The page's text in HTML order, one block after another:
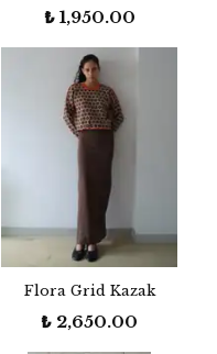
₺ 1,950.00
Flora Grid Kazak
₺ 2,650.00